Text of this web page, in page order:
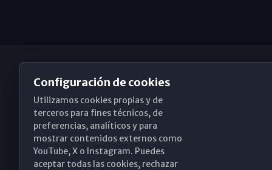
Obispado de Málaga
Santa María, 18-20. 29015 Málaga
Configuración de cookies
Utilizamos cookies propias y de
terceros para fines técnicos, de
preferencias, analíticos y para
mostrar contenidos externos como
YouTube, X o Instagram. Puedes
aceptar todas las cookies, rechazar